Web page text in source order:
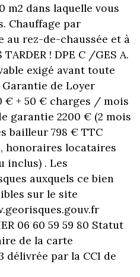
m2 dans laquelle vous
Chauffage par
rez-de-chaussée et à
! DPE C /GES A.
exigé avant toute
de Loyer
€ + 50 € charges / mois
garantie 2200 € (2 mois
bailleur 798 € TTC
honoraires locataires
inclus) . Les
auxquels ce bien
sur le site
06 60 59 59 80 Statut
de la carte
délivrée par la CCI de